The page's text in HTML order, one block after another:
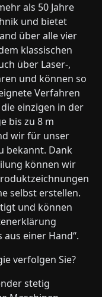
als 50 Jahre
und bietet
über alle vier
klassischen
über Laser-,
und können so
Verfahren
einzigen in der
bis zu 8 m
wir für unser
bekannt. Dank
können wir
selbst erstellen.
und können
einer Hand“.
verfolgen Sie?
stetig